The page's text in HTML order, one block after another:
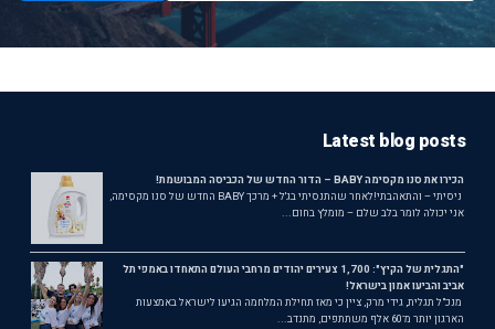
Latest blog posts
הכירו את סנו מקסימה BABY – הדור החדש של הכביסה המבושמת!
ניסיתי – והתאהבתי!לאחר שהתנסיתי בג'ל + מרכך BABY החדש של סנו מקסימה,
אני יכולה לומר בלב שלם – מומלץ בחום...
"התגלית של הקיץ": 1,700 צעירים יהודים מרחבי העולם התאחדו באמפי תל
אביב והביעו אמון בישראל!
מנכ"ל תגלית, גידי מרק, ציין כי מאז תחילת המלחמה הגיעו לישראל באמצעות
הארגון יותר מ־60 אלף משתתפים, מתנדב...